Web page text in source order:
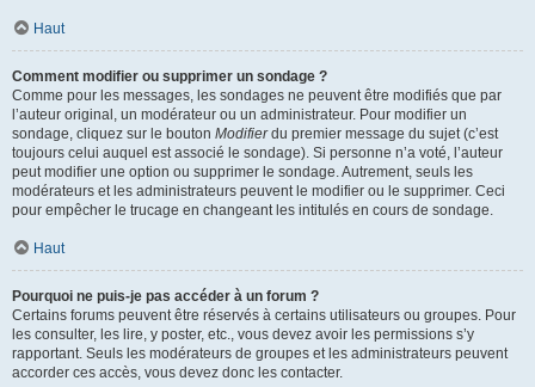
Haut
Comment modifier ou supprimer un sondage ?
Comme pour les messages, les sondages ne peuvent être modifiés que par
l’auteur original, un modérateur ou un administrateur. Pour modifier un
sondage, cliquez sur le bouton Modifierdu premier message du sujet (c’est
toujours celui auquel est associé le sondage). Si personne n’a voté, l’auteur
peut modifier une option ou supprimer le sondage. Autrement, seuls les
modérateurs et les administrateurs peuvent le modifier ou le supprimer. Ceci
pour empêcher le trucage en changeant les intitulés en cours de sondage.
Haut
Pourquoi ne puis-je pas accéder à un forum ?
Certains forums peuvent être réservés à certains utilisateurs ou groupes. Pour
les consulter, les lire, y poster, etc., vous devez avoir les permissions s’y
rapportant. Seuls les modérateurs de groupes et les administrateurs peuvent
accorder ces accès, vous devez donc les contacter.